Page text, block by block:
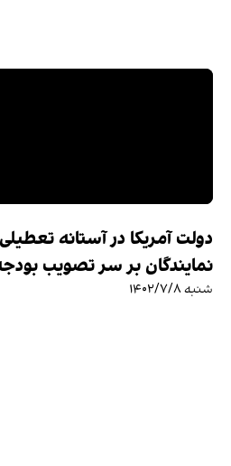
دولت آمریکا در آستانه
نمایندگان بر سر تصویب
شنبه ۱۴۰۲/۷/۸